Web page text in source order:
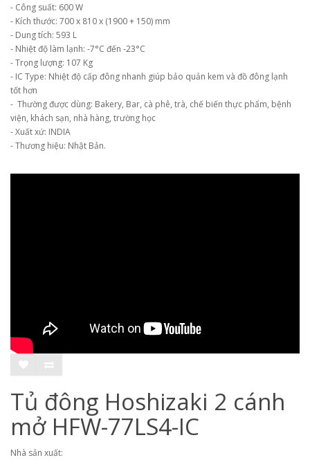
- Công suất: 600 W
- Kích thước: 700 x 810 x (1900 + 150) mm
- Dung tích: 593 L
- Nhiệt độ làm lạnh: -7°C đến -23°C
- Trọng lượng: 107 Kg
- IC Type: Nhiệt độ cấp đông nhanh giúp bảo quản kem và đồ đông lạnh
tốt hơn
- Thường được dùng: Bakery, Bar, cà phê, trà, chế biến thực phẩm, bệnh
viện, khách sạn, nhà hàng, trường học
- Xuất xứ: INDIA
- Thương hiệu: Nhật Bản.
Tủ đông Hoshizaki 2 cánh
mở HFW-77LS4-IC
Nhà sản xuất: